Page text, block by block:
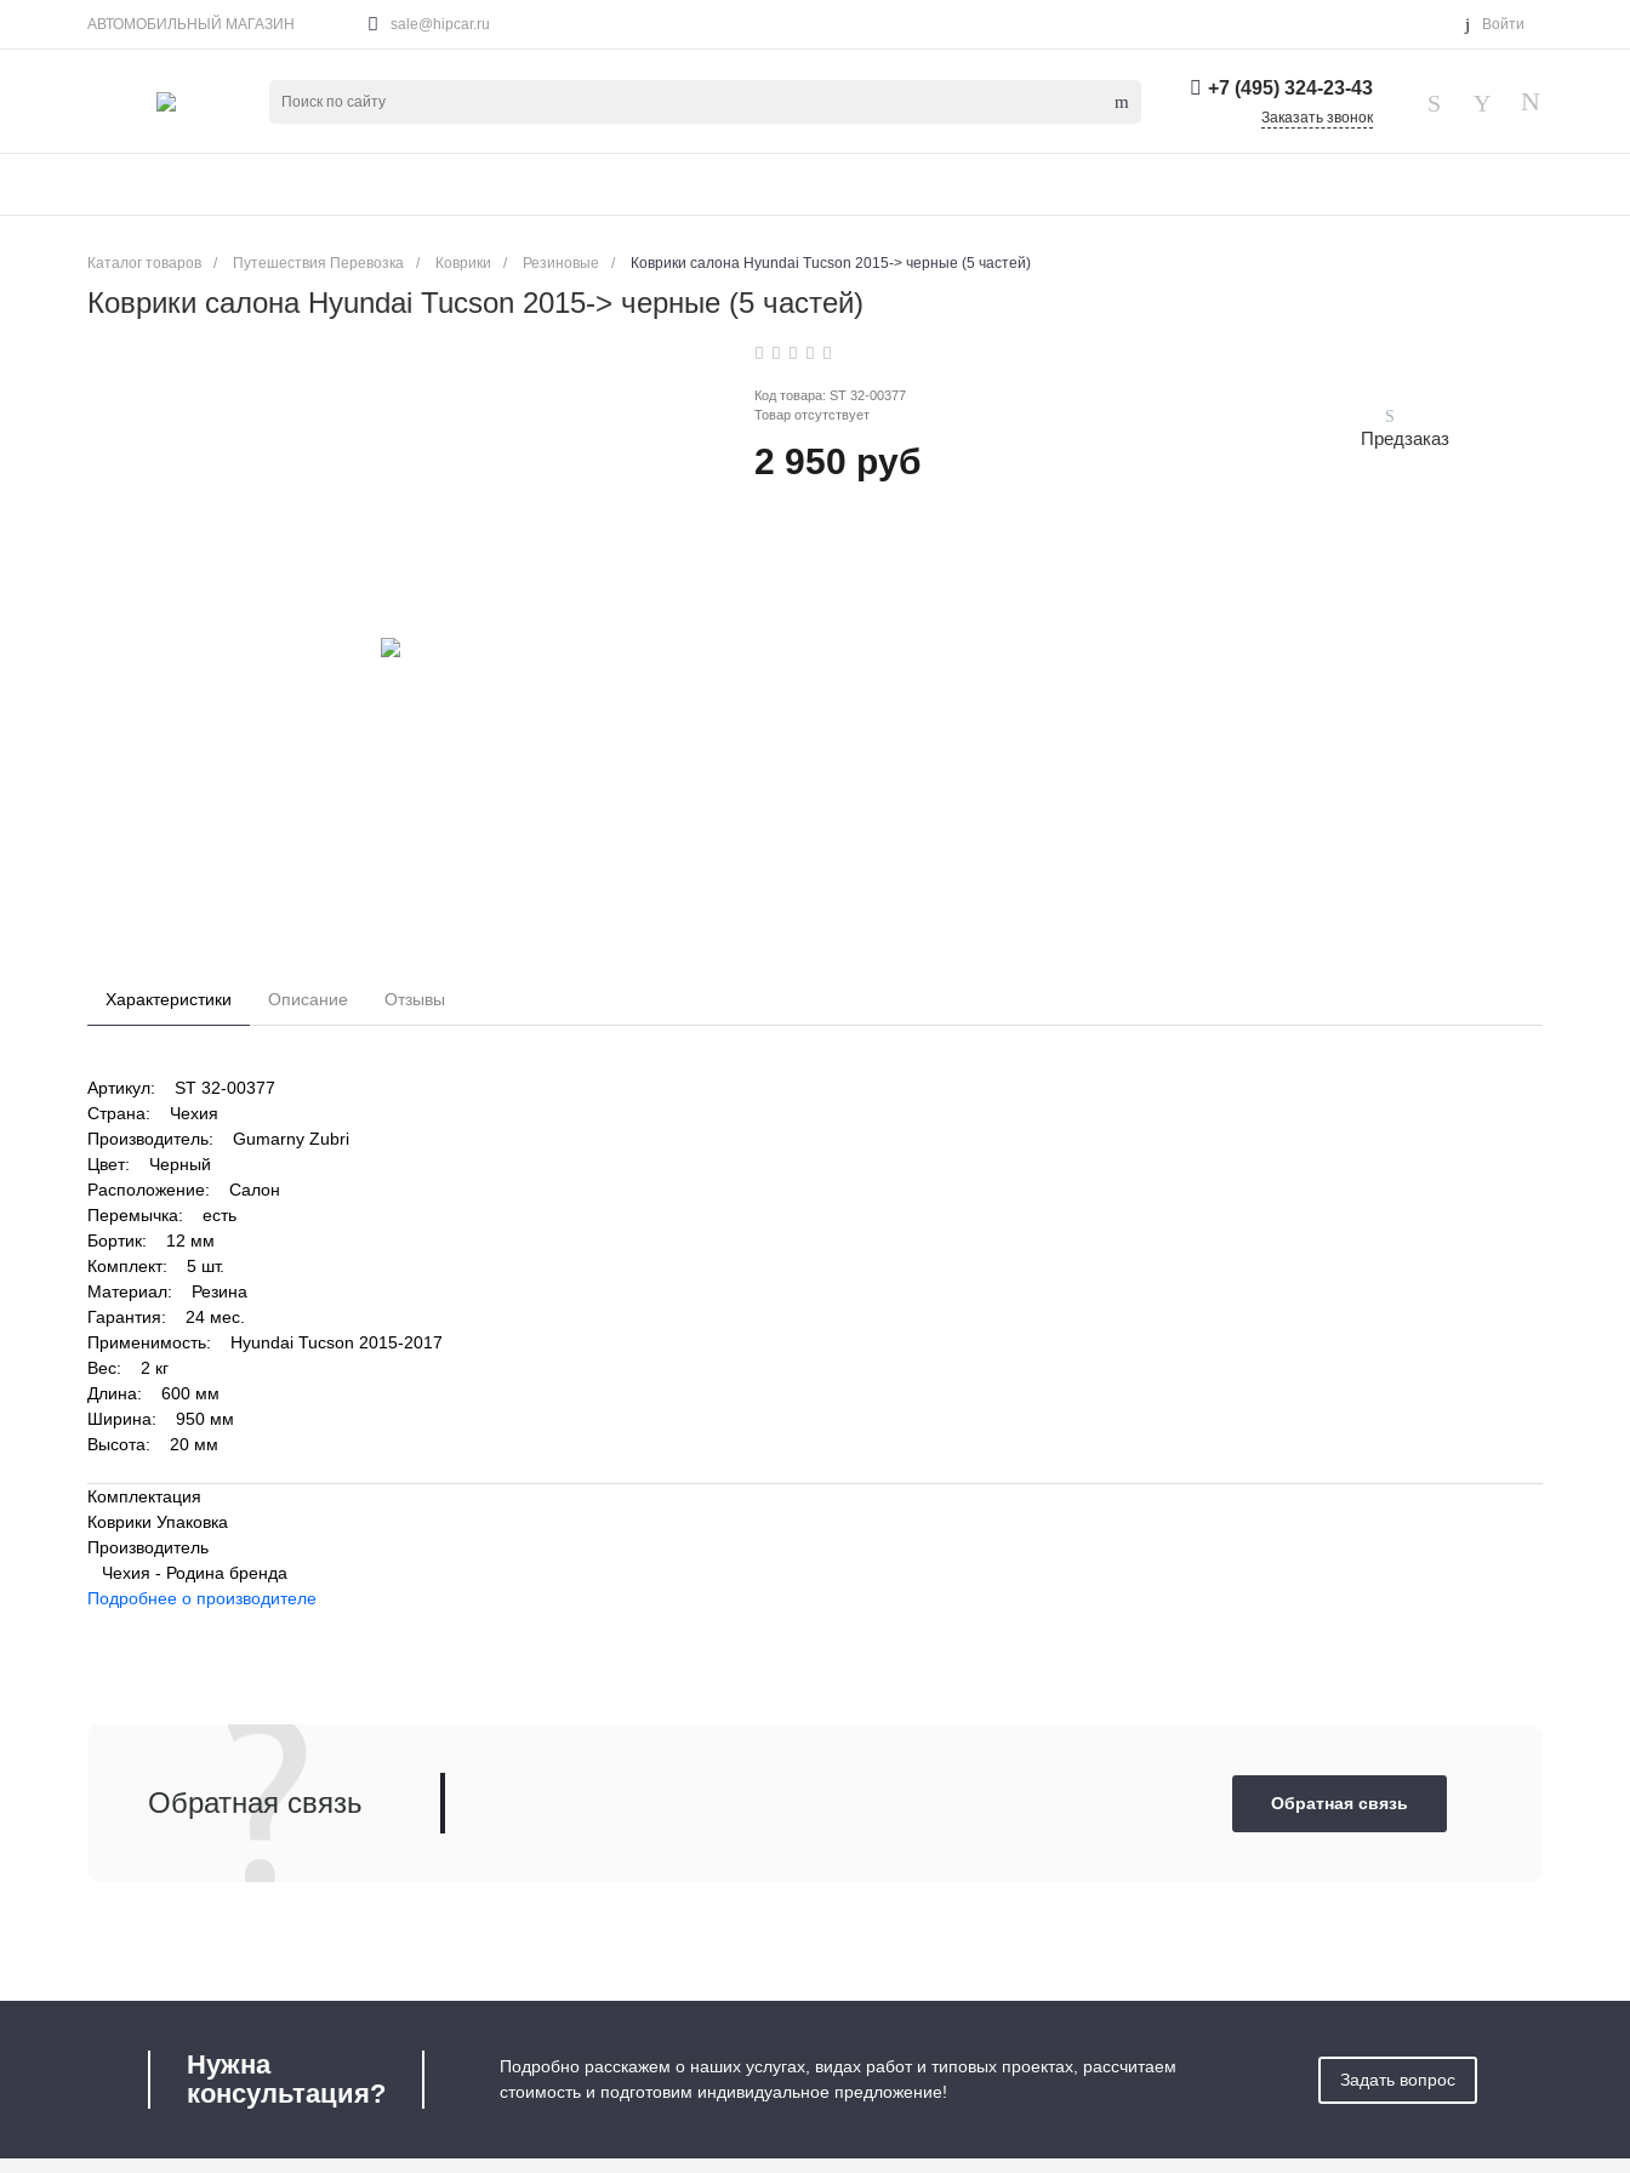
АВТОМОБИЛЬНЫЙ МАГАЗИН sale@hipcar.ru Войти
+7 (495) 324-23-43
Заказать звонок
Каталог товаров / Путешествия Перевозка / Коврики / Резиновые / Коврики салона Hyundai Tucson 2015-> черные (5 частей)
Коврики салона Hyundai Tucson 2015-> черные (5 частей)
Код товара: ST 32-00377
Товар отсутствует
2 950 руб
Предзаказ
Характеристики Описание Отзывы
Артикул: ST 32-00377
Страна: Чехия
Производитель: Gumarny Zubri
Цвет: Черный
Расположение: Салон
Перемычка: есть
Бортик: 12 мм
Комплект: 5 шт.
Материал: Резина
Гарантия: 24 мес.
Применимость: Hyundai Tucson 2015-2017
Вес: 2 кг
Длина: 600 мм
Ширина: 950 мм
Высота: 20 мм
Комплектация
Коврики Упаковка
Производитель
Чехия - Родина бренда
Подробнее о производителе
Обратная связь Обратная связь
Нужна
консультация?
Подробно расскажем о наших услугах, видах работ и типовых проектах, рассчитаем
стоимость и подготовим индивидуальное предложение!
Задать вопрос